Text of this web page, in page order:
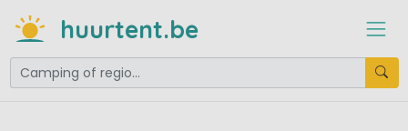
huurtent.be